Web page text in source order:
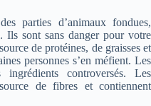
parties d’animaux fondues,
Ils sont sans danger pour votre
de protéines, de graisses et
personnes s’en méfient. Les
controversés. Les
de fibres et contiennent